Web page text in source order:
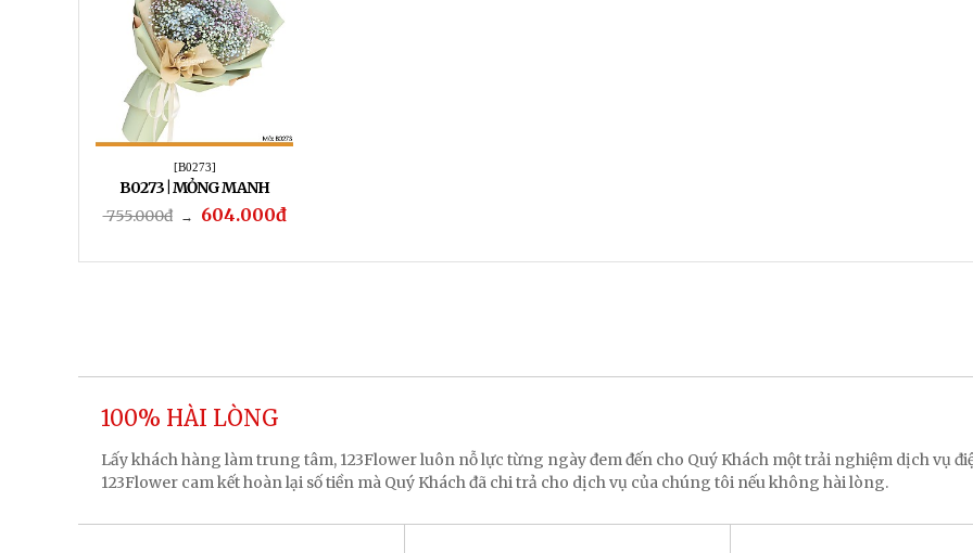
[B0273]
B0273 | MỎNG MANH
755.000đ
→ 604.000đ
100% HÀI LÒNG
Lấy khách hàng làm trung tâm, 123Flower luôn nỗ lực từng ngày đem đến cho Quý Khách một trải nghiệm dịch vụ
123Flower cam kết hoàn lại số tiền mà Quý Khách đã chi trả cho dịch vụ của chúng tôi nếu không hài lòng.